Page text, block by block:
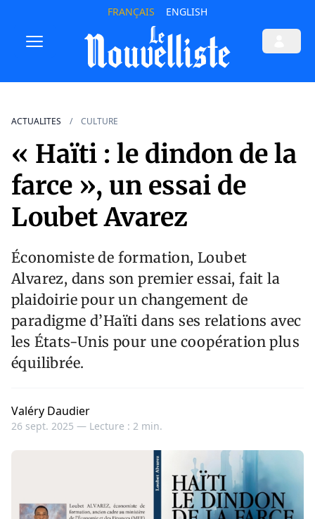
FRANÇAIS ENGLISH
ACTUALITES CULTURE
« Haïti : le dindon de la
farce », un essai de
Loubet Avarez
Économiste de formation, Loubet
Alvarez, dans son premier essai, fait la
plaidoirie pour un changement de
paradigme d’Haïti dans ses relations avec
les États-Unis pour une coopération plus
équilibrée.
Valéry Daudier
26 sept. 2025 — Lecture : 2 min.